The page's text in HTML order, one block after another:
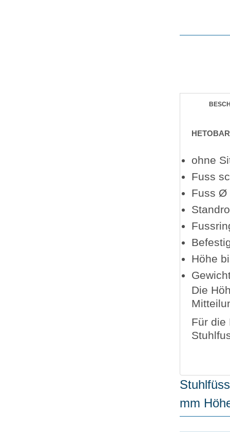
ohne
Fuss
Fuss Ø
Höhe
Die
Für die
mm